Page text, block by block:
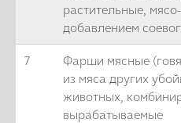
растительные,
добавлением
7
Фарши мясные
из мяса других
животных,
вырабатываемые